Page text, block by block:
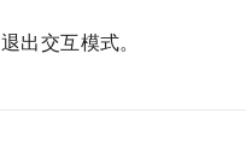
退出交互模式。